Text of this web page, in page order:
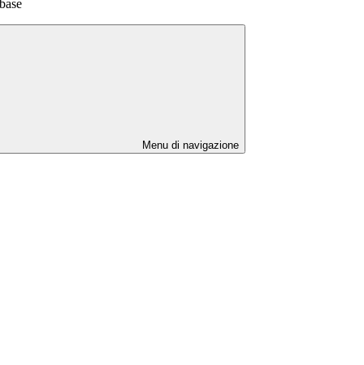
Menu di navigazione